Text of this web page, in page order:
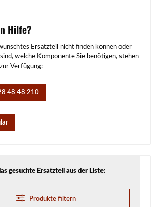
Hilfe?
Ersatzteil nicht finden können oder
welche Komponente Sie benötigen, stehen
Verfügung:
48 48 210
gesuchte Ersatzteil aus der Liste:
Produkte filtern